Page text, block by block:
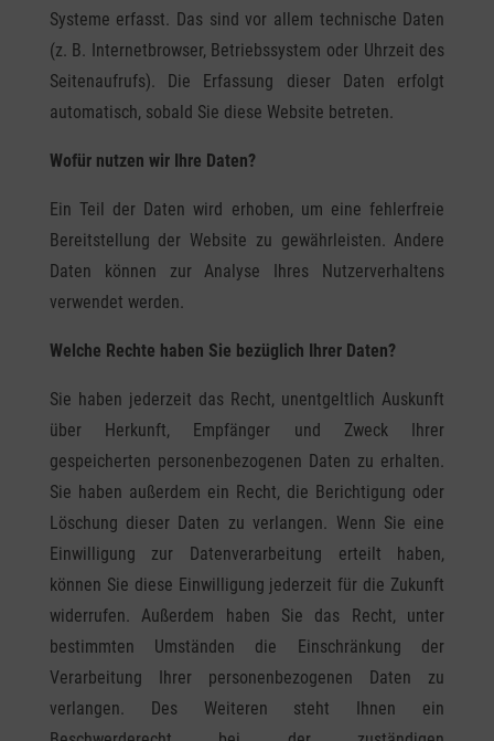
Systeme erfasst. Das sind vor allem technische Daten
(z. B. Internetbrowser, Betriebssystem oder Uhrzeit des
Seitenaufrufs). Die Erfassung dieser Daten erfolgt
automatisch, sobald Sie diese Website betreten.
Wofür nutzen wir Ihre Daten?
Ein Teil der Daten wird erhoben, um eine fehlerfreie
Bereitstellung der Website zu gewährleisten. Andere
Daten können zur Analyse Ihres Nutzerverhaltens
verwendet werden.
Welche Rechte haben Sie bezüglich Ihrer Daten?
Sie haben jederzeit das Recht, unentgeltlich Auskunft
über Herkunft, Empfänger und Zweck Ihrer
gespeicherten personenbezogenen Daten zu erhalten.
Sie haben außerdem ein Recht, die Berichtigung oder
Löschung dieser Daten zu verlangen. Wenn Sie eine
Einwilligung zur Datenverarbeitung erteilt haben,
können Sie diese Einwilligung jederzeit für die Zukunft
widerrufen. Außerdem haben Sie das Recht, unter
bestimmten Umständen die Einschränkung der
Verarbeitung Ihrer personenbezogenen Daten zu
verlangen. Des Weiteren steht Ihnen ein